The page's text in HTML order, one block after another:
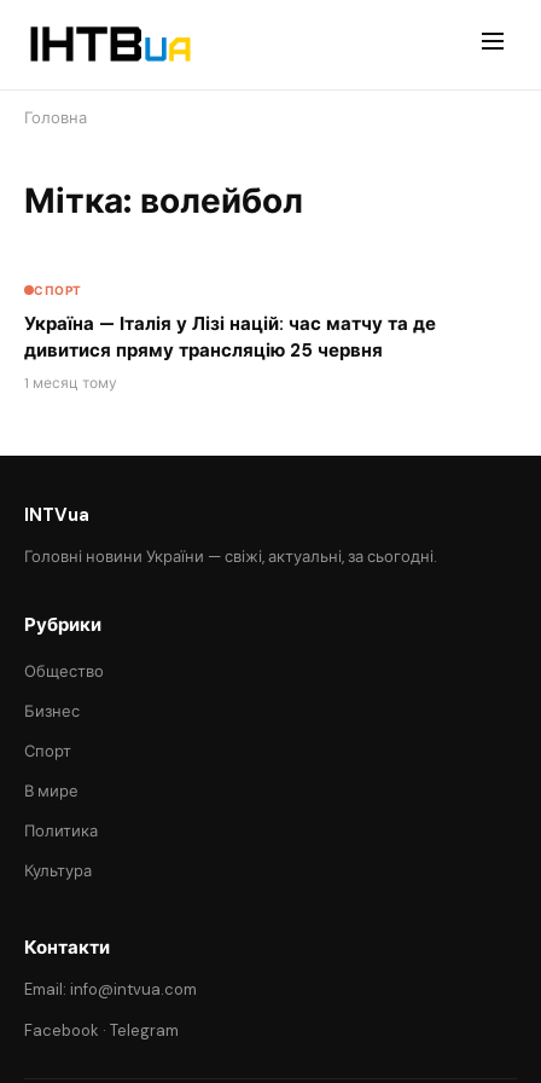
Головна
Мітка: волейбол
СПОРТ
Україна — Італія у Лізі націй: час матчу та де
дивитися пряму трансляцію 25 червня
1 месяц тому
INTVua
Головні новини України — свіжі, актуальні, за сьогодні.
Рубрики
Общество
Бизнес
Спорт
В мире
Политика
Культура
Контакти
Email: info@intvua.com
Facebook · Telegram